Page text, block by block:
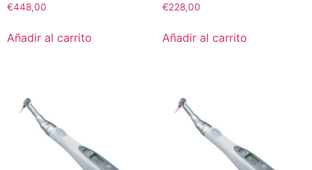
€448,00
Añadir al carrito
€228,00
Añadir al carrito